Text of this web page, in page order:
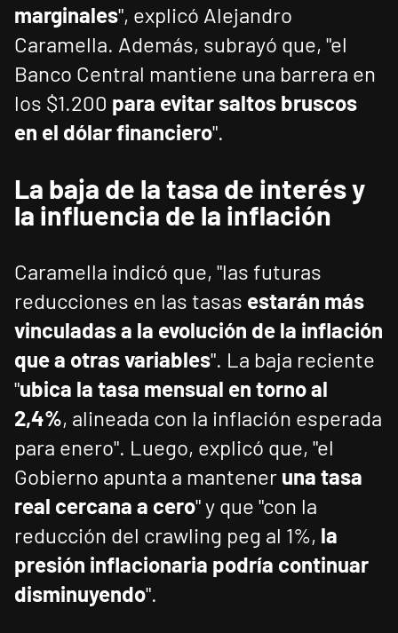
marginales", explicó Alejandro
Caramella. Además, subrayó que, "el
Banco Central mantiene una barrera en
los $1.200 para evitar saltos bruscos
en el dólar financiero".
La baja de la tasa de interés y
la influencia de la inflación
Caramella indicó que, "las futuras
reducciones en las tasas estarán más
vinculadas a la evolución de la inflación
que a otras variables". La baja reciente
"ubica la tasa mensual en torno al
2,4%, alineada con la inflación esperada
para enero". Luego, explicó que, "el
Gobierno apunta a mantener una tasa
real cercana a cero" y que "con la
reducción del crawling peg al 1%, la
presión inflacionaria podría continuar
disminuyendo".